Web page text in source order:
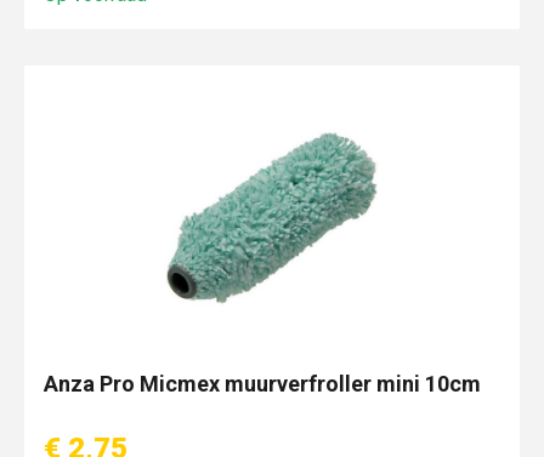
Anza Pro Micmex muurverfroller mini 10cm
€ 2,75